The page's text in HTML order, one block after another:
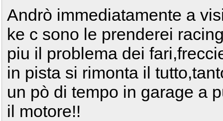
Andrò immediatamente a
ke c sono le prenderei
piu il problema dei
in pista si rimonta il
un pò di tempo in garage a
il motore!!